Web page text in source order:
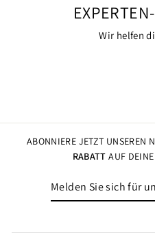
Wir helfen
ABONNIERE JETZT UNSEREN
RABATT AUF
UNSERE
ABONNIEREN